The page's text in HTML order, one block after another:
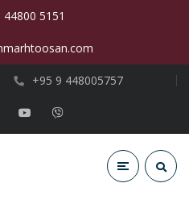
44800 5151
+95 9 448005757